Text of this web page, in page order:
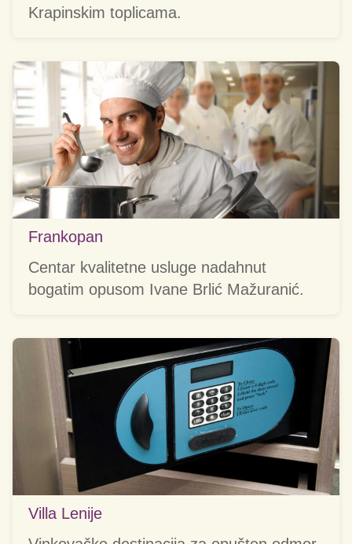
Krapinskim toplicama.
Frankopan
Centar kvalitetne usluge nadahnut
bogatim opusom Ivane Brlić Mažuranić.
Villa Lenije